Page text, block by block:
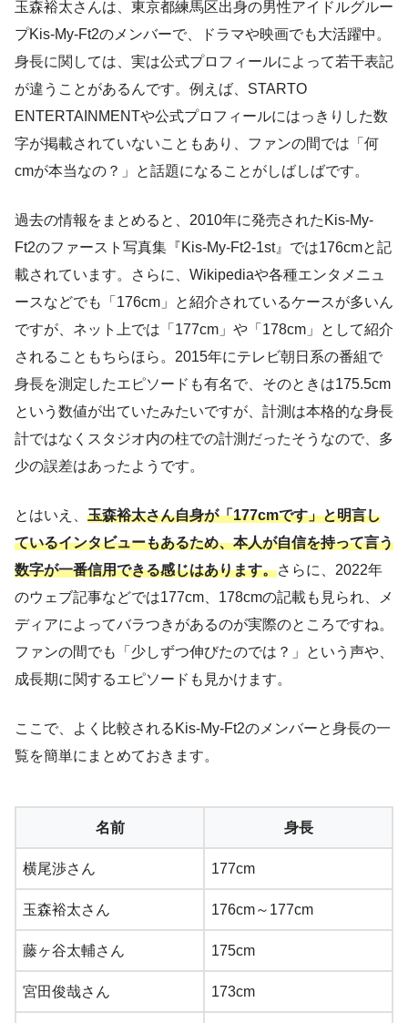
玉森裕太さんは、東京都練馬区出身の男性アイドルグルー
プKis-My-Ft2のメンバーで、ドラマや映画でも大活躍中。
身長に関しては、実は公式プロフィールによって若干表記
が違うことがあるんです。例えば、STARTO
ENTERTAINMENTや公式プロフィールにはっきりした数
字が掲載されていないこともあり、ファンの間では「何
cmが本当なの？」と話題になることがしばしばです。
過去の情報をまとめると、2010年に発売されたKis-My-
Ft2のファースト写真集『Kis-My-Ft2-1st』では176cmと記
載されています。さらに、Wikipediaや各種エンタメニュ
ースなどでも「176cm」と紹介されているケースが多いん
ですが、ネット上では「177cm」や「178cm」として紹介
されることもちらほら。2015年にテレビ朝日系の番組で
身長を測定したエピソードも有名で、そのときは175.5cm
という数値が出ていたみたいですが、計測は本格的な身長
計ではなくスタジオ内の柱での計測だったそうなので、多
少の誤差はあったようです。
とはいえ、 玉森裕太さん自身が「177cmです」と明言し
ているインタビューもあるため、本人が自信を持って言う
数字が一番信用できる感じはあります。さらに、2022年
のウェブ記事などでは177cm、178cmの記載も見られ、メ
ディアによってバラつきがあるのが実際のところですね。
ファンの間でも「少しずつ伸びたのでは？」という声や、
成長期に関するエピソードも見かけます。
ここで、よく比較されるKis-My-Ft2のメンバーと身長の一
覧を簡単にまとめておきます。
名前 身長
横尾渉さん 177cm
玉森裕太さん 176cm～177cm
藤ヶ谷太輔さん 175cm
宮田俊哉さん 173cm